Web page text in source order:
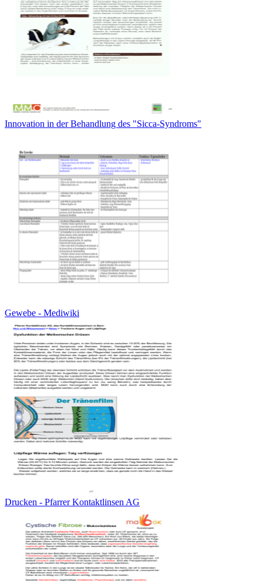
Innovation in der Behandlung des "Sicca-Syndroms"
Gewebe - Mediwiki
Drucken - Pfarrer Kontaktlinsen AG